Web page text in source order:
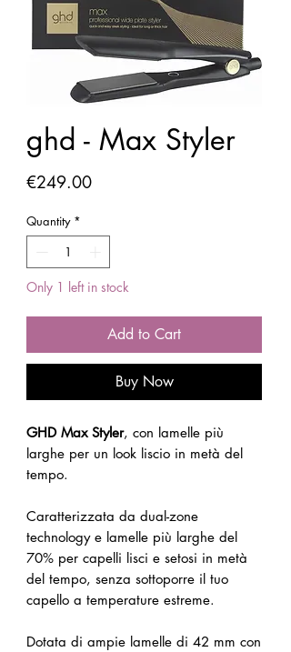
ghd - Max Styler
€249.00Price
Quantity *
Only 1 left in stock
Add to Cart
Buy Now
GHD Max Styler, con lamelle più
larghe per un look liscio in metà del
tempo.
Caratterizzata da dual-zone
technology e lamelle più larghe del
70% per capelli lisci e setosi in metà
del tempo, senza sottoporre il tuo
capello a temperature estreme.
Dotata di ampie lamelle di 42 mm con